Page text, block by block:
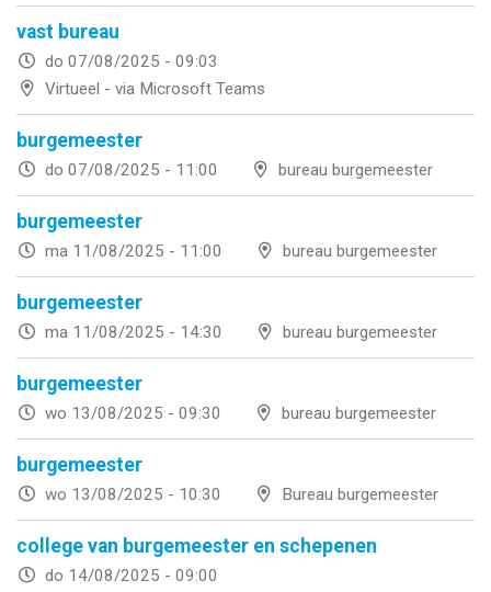
vast bureau
do 07/08/2025 - 09:03
Virtueel - via Microsoft Teams
burgemeester
do 07/08/2025 - 11:00 bureau burgemeester
burgemeester
ma 11/08/2025 - 11:00 bureau burgemeester
burgemeester
ma 11/08/2025 - 14:30 bureau burgemeester
burgemeester
wo 13/08/2025 - 09:30 bureau burgemeester
burgemeester
wo 13/08/2025 - 10:30 Bureau burgemeester
college van burgemeester en schepenen
do 14/08/2025 - 09:00